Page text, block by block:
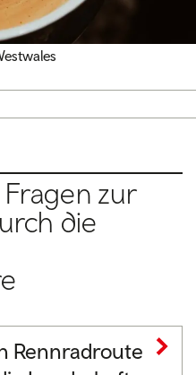
zur
die
Rennradroute